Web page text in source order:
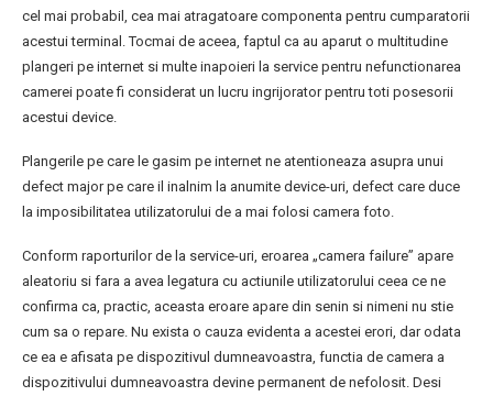
cel mai probabil, cea mai atragatoare componenta pentru cumparatorii
acestui terminal. Tocmai de aceea, faptul ca au aparut o multitudine
plangeri pe internet si multe inapoieri la service pentru nefunctionarea
camerei poate fi considerat un lucru ingrijorator pentru toti posesorii
acestui device.
Plangerile pe care le gasim pe internet ne atentioneaza asupra unui
defect major pe care il inalnim la anumite device-uri, defect care duce
la imposibilitatea utilizatorului de a mai folosi camera foto.
Conform raporturilor de la service-uri, eroarea „camera failure” apare
aleatoriu si fara a avea legatura cu actiunile utilizatorului ceea ce ne
confirma ca, practic, aceasta eroare apare din senin si nimeni nu stie
cum sa o repare. Nu exista o cauza evidenta a acestei erori, dar odata
ce ea e afisata pe dispozitivul dumneavoastra, functia de camera a
dispozitivului dumneavoastra devine permanent de nefolosit. Desi